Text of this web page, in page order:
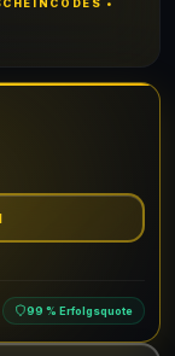
•
99 % Erfolgsquote